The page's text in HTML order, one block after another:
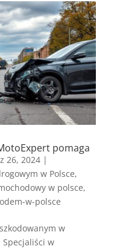
pomaga
26, 2024|
w Polsce,
w polsce,
w-polsce
w
Specjaliści w